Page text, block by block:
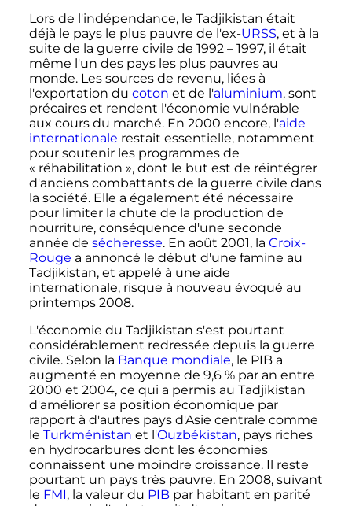
Lors de l'indépendance, le Tadjikistan était
déjà le pays le plus pauvre de l'ex-URSS, et à la
suite de la guerre civile de 1992 – 1997, il était
même l'un des pays les plus pauvres au
monde. Les sources de revenu, liées à
l'exportation du coton et de l'aluminium, sont
précaires et rendent l'économie vulnérable
aux cours du marché. En 2000 encore, l'aide
internationale restait essentielle, notamment
pour soutenir les programmes de
« réhabilitation », dont le but est de réintégrer
d'anciens combattants de la guerre civile dans
la société. Elle a également été nécessaire
pour limiter la chute de la production de
nourriture, conséquence d'une seconde
année de sécheresse. En août 2001, la Croix-
Rouge a annoncé le début d'une famine au
Tadjikistan, et appelé à une aide
internationale, risque à nouveau évoqué au
printemps 2008.
L'économie du Tadjikistan s'est pourtant
considérablement redressée depuis la guerre
civile. Selon la Banque mondiale, le PIB a
augmenté en moyenne de 9,6 % par an entre
2000 et 2004, ce qui a permis au Tadjikistan
d'améliorer sa position économique par
rapport à d'autres pays d'Asie centrale comme
le Turkménistan et l'Ouzbékistan, pays riches
en hydrocarbures dont les économies
connaissent une moindre croissance. Il reste
pourtant un pays très pauvre. En 2008, suivant
le FMI, la valeur du PIBpar habitant en parité